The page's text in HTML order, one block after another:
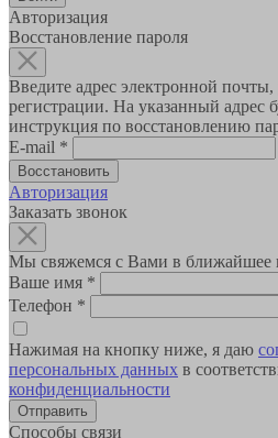
Авторизация
Восстановление пароля
Введите адрес электронной
регистрации. На указанный адрес
инструкция по восстановлению
E-mail *
Авторизация
Заказать звонок
Мы свяжемся с Вами в ближайшее
Ваше имя *
Телефон *
Нажимая на кнопку ниже, я даю
персональных данных в
конфиденциальности
Способы связи